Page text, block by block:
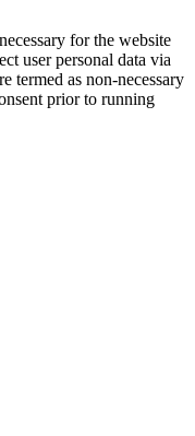
for the website
user personal data via
termed as non-necessary
prior to running